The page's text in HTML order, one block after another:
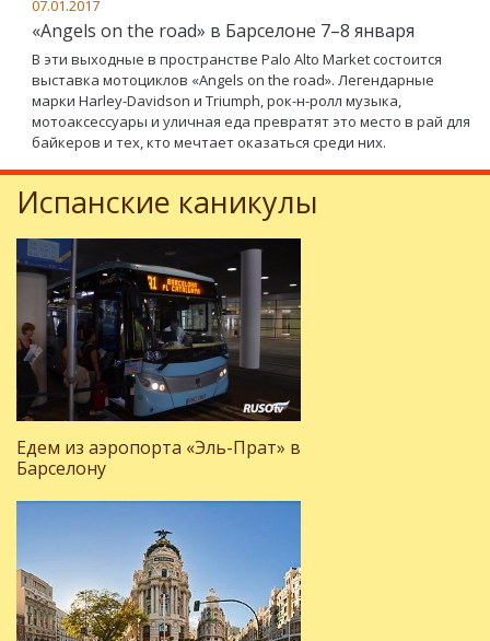
07.01.2017
«Angels on the road» в Барселоне 7–8 января
В эти выходные в пространстве Palo Alto Market состоится
выставка мотоциклов «Angels on the road». Легендарные
марки Harley-Davidson и Triumph, рок-н-ролл музыка,
мотоаксессуары и уличная еда превратят это место в рай для
байкеров и тех, кто мечтает оказаться среди них.
Испанские каникулы
Едем из аэропорта «Эль-Прат» в
Барселону